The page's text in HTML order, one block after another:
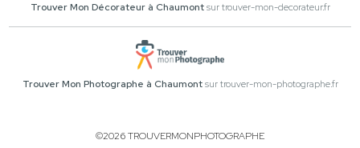
Trouver Mon Décorateur à Chaumontsur trouver-mon-decorateur.fr
Trouver Mon Photographe à Chaumontsur trouver-mon-photographe.fr
©2026 TROUVERMONPHOTOGRAPHE